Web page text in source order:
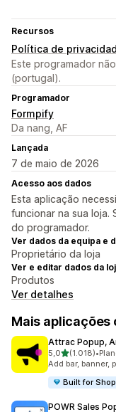
Recursos
Política de
Este programador
(portugal).
Programador
Formpify
Da nang, AF
Lançada
7 de maio de 2026
Acesso aos dados
Esta aplicação
funcionar na sua loja.
do programador.
Ver dados da equipa e
Proprietário da loja
Ver e editar dados da
Produtos
Ver detalhes
Mais aplicações
Attrac Popup,
5,0de 5 estrelas
(1.018)
1018 total de•
Add bar, banner,
Built for
POWR Sales